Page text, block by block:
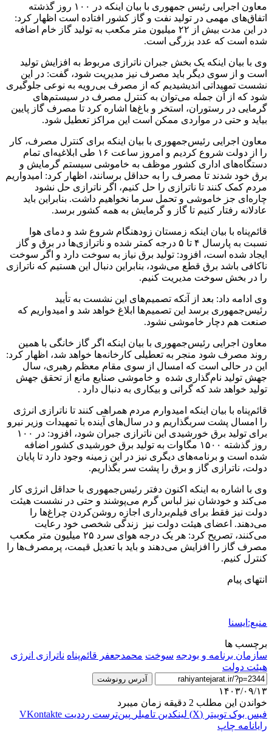
معاون اجرایی رئیس جمهوری با بیان اینکه در ۱۰۰ روز گذشته
اتفاق‌های مهمی در تولید نفت و گاز کشور افتاده است اظهار کرد:
در این مدت بیش از ۲۲ میلیون متر مکعب به تولید گاز خام اضافه
شده است که عدد بزرگی است.
وی با بیان اینکه یک بخش جبران ناترازی مربوط به افزایش تولید
است و از سوی دیگر باید مصرف نیز مدیریت شود، گفت: در این
نشست تمهیداتی اندیشیدیم که از مصرف بی‌رویه به نوعی جلوگیری
شود که از آن جمله می‌توان به کنترل مصرف در سیستم‌های
گرمایی در رستوران، استخر و باغ‌ها اشاره کرد تا مصرف گاز پایین
بیاید و حتی در مواردی ممکن است این مراکز تعطیل شود.
معاون اجرایی رئیس‌جمهوری با بیان اینکه برای کنترل مصرف، کار
را از دولت شروع کردیم و امروز ساعت ۱۶ طی ابلاغیه‌ای تمام
دستگاه‌های اداری کشور موظف به خاموشی سیستم گرمایش و
برق خود شدند تا مصرف را به حداقل برسانند، اظهار کرد: امیدواریم
مردم کمک کنند تا ناترازی را حل کنیم، اگر ناترازی حل نشود
چاره‌ای جز خاموشی و تحمل سرما نخواهیم داشت. بنابراین باید
عادلانه رفتار کنیم تا گاز و گرمایش به همه کشور برسد.
قائم‌پناه با بیان اینکه زمستان زودهنگام شروع شد و دمای هوا
نسبت به پارسال ۴ تا ۵ درجه کمتر شده و ناترازی‌ها در برق و گاز
ایجاد شده است، افزود: تولید برق نیاز به سوخت دارد و اگر سوخت
ناکافی باشد برق قطع می‌شود، بنابراین دنبال این هستیم که ناترازی
را در بخش سوخت مدیریت کنیم.
وی ادامه داد: بعد از آنکه تصمیم‌های این نشست به تأیید
رئیس‌جمهوری برسد این تصمیم‌ها ابلاغ خواهد شد و امیدواریم که
صنعت هم دچار خاموشی نشود.
معاون اجرایی رئیس‌جمهوری با بیان اینکه اگر گاز خانگی با همین
روند مصرف شود منجر به تعطیلی کارخانه‌ها خواهد شد، اظهار کرد:
این در حالی است که امسال از سوی مقام معظم رهبری، سال
جهش تولید نام‌گذاری شده و خاموشی صنایع مانع از تحقق جهش
تولید خواهد شد که گرانی و بیکاری به دنبال دارد .
قائم‌پناه با بیان اینکه امیدوارم مردم همراهی کنند تا ناترازی انرژی
را امسال پشت سربگذاریم و در سال‌های آینده با تمهیدات وزیر نیرو
برای تولید برق خورشیدی این ناترازی جبران شود، افزود: در ۱۰۰
روز گذشته ۱۵۰۰ مگاوات به تولید برق خورشیدی کشور اضافه
شده است و برنامه‌های دیگری نیز در این زمینه وجود دارد تا پایان
دولت، ناترازی گاز و برق را پشت سر بگذاریم.
وی با اشاره به اینکه اکنون دفتر رئیس‌جمهوری با حداقل انرژی کار
می‌کند و خودشان نیز لباس گرم می‌پوشند و حتی در نشست هیئت
دولت نیز فقط برای فیلم‌برداری اجازه روشن‌کردن چراغ‌ها را
می‌دهند. اعضای هیئت دولت نیز زندگی شخصی خود رعایت
می‌کنند، تصریح کرد: هر یک درجه هوای سرد ۲۵ میلیون متر مکعب
مصرف گاز را افزایش می‌دهند و باید با تعدیل قیمت، پرمصرف‌ها را
کنترل کنیم.
انتهای پیام
منبع:ایسنا
برچسب ها
سازمان برنامه و بودجه سوخت محمدجعفر قائم‌پناه ناترازی انرژی
هیئت دولت
آدرس رونوشت
۱۴۰۳/۰۹/۱۳
خواندن این مطلب 2 دقیقه زمان میبرد
فیس بوک توییتر (X) لینکدین ‫تامبلر ‫پین‌ترست ‫رددیت ‫VKontakte
رایانامه چاپ